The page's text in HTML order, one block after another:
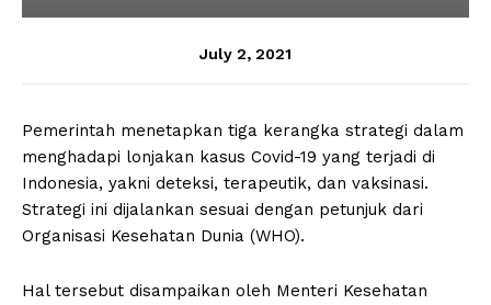
July 2, 2021
Pemerintah menetapkan tiga kerangka strategi dalam
menghadapi lonjakan kasus Covid-19 yang terjadi di
Indonesia, yakni deteksi, terapeutik, dan vaksinasi.
Strategi ini dijalankan sesuai dengan petunjuk dari
Organisasi Kesehatan Dunia (WHO).
Hal tersebut disampaikan oleh Menteri Kesehatan